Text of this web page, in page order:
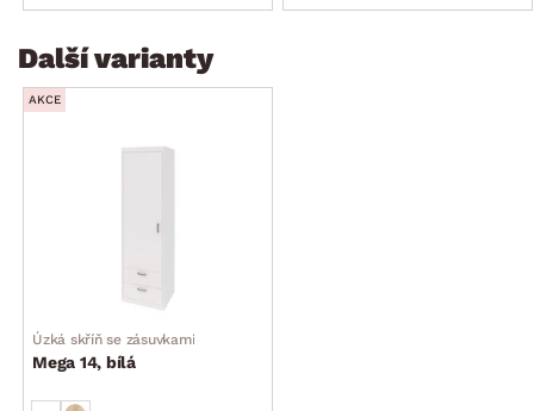
Další varianty
AKCE
Úzká skříň se zásuvkami
Mega 14, bílá